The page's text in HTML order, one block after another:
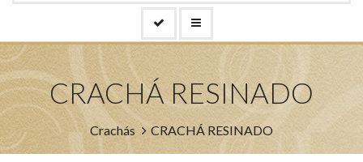
CRACHÁ RESINADO
Crachás CRACHÁ RESINADO